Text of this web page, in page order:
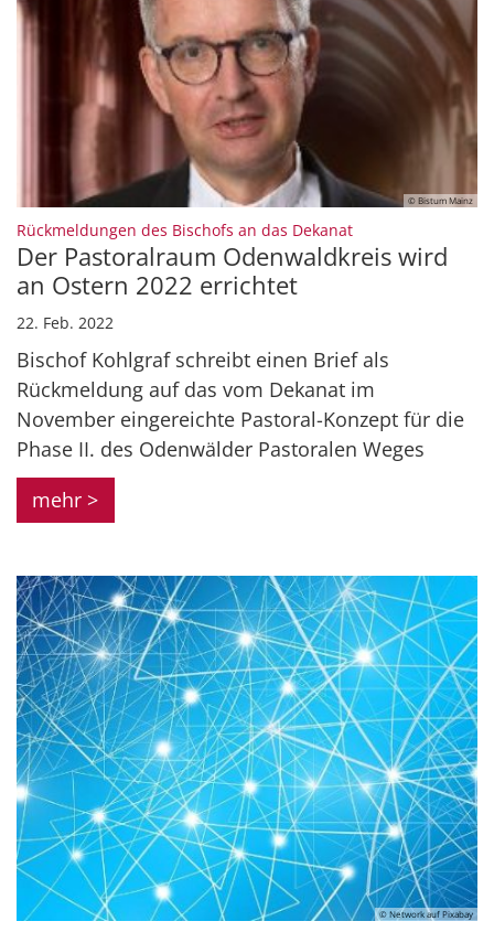
© Bistum Mainz
Rückmeldungen des Bischofs an das Dekanat:
Der Pastoralraum Odenwaldkreis wird
an Ostern 2022 errichtet
22. Feb. 2022
Bischof Kohlgraf schreibt einen Brief als
Rückmeldung auf das vom Dekanat im
November eingereichte Pastoral-Konzept für die
Phase II. des Odenwälder Pastoralen Weges
mehr >
© Network auf Pixabay